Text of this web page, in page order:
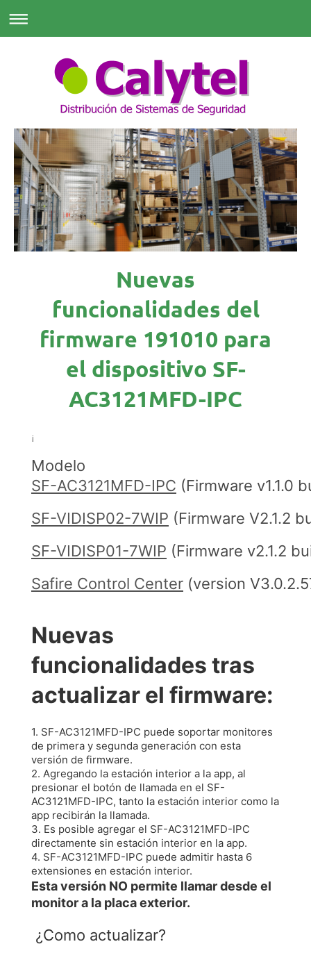
Nuevas
funcionalidades del
firmware 191010 para
el dispositivo SF-
AC3121MFD-IPC
¡
Modelo
SF-AC3121MFD-IPC (Firmware v1.1.0
SF-VIDISP02-7WIP (Firmware V2.1.2
SF-VIDISP01-7WIP (Firmware v2.1.2
Safire Control Center (version
Nuevas
funcionalidades tras
actualizar el firmware:
1. SF-AC3121MFD-IPC puede soportar monitores
de primera y segunda generación con esta
versión de firmware.
2. Agregando la estación interior a la app, al
presionar el botón de llamada en el SF-
AC3121MFD-IPC, tanto la estación interior como la
app recibirán la llamada.
3. Es posible agregar el SF-AC3121MFD-IPC
directamente sin estación interior en la app.
4. SF-AC3121MFD-IPC puede admitir hasta 6
extensiones en estación interior.
Esta versión NO permite llamar desde el
monitor a la placa exterior.
¿Como actualizar?